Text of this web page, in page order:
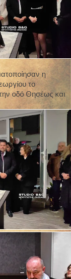
η
το
οδό Θησέως και